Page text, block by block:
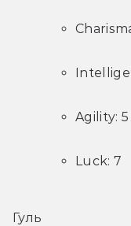
Agility: 5
Luck: 7
Гуль